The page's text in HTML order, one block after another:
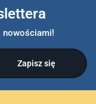
nowościami!